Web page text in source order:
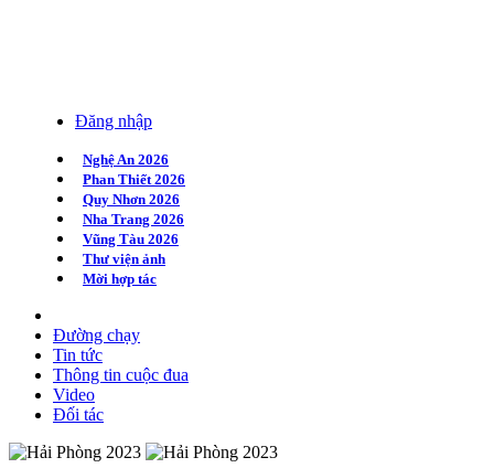
Đăng nhập
Nghệ An 2026
Phan Thiết 2026
Quy Nhơn 2026
Nha Trang 2026
Vũng Tàu 2026
Thư viện ảnh
Mời hợp tác
Đường chạy
Tin tức
Thông tin cuộc đua
Video
Đối tác